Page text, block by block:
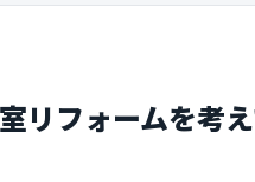
リフォームを考